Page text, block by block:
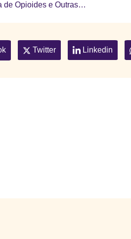
de Opioides e Outras…
Twitter Linkedin